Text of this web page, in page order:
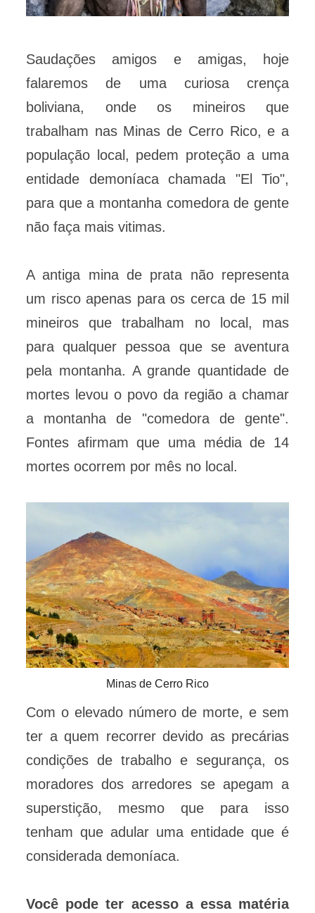
Saudações amigos e amigas, hoje
falaremos de uma curiosa crença
boliviana, onde os mineiros que
trabalham nas Minas de Cerro Rico, e a
população local, pedem proteção a uma
entidade demoníaca chamada "El Tio",
para que a montanha comedora de gente
não faça mais vitimas.
A antiga mina de prata não representa
um risco apenas para os cerca de 15 mil
mineiros que trabalham no local, mas
para qualquer pessoa que se aventura
pela montanha. A grande quantidade de
mortes levou o povo da região a chamar
a montanha de "comedora de gente".
Fontes afirmam que uma média de 14
mortes ocorrem por mês no local.
Minas de Cerro Rico
Com o elevado número de morte, e sem
ter a quem recorrer devido as precárias
condições de trabalho e segurança, os
moradores dos arredores se apegam a
superstição, mesmo que para isso
tenham que adular uma entidade que é
considerada demoníaca.
Você pode ter acesso a essa matéria